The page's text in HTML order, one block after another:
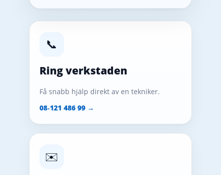
📞
Ring verkstaden
Få snabb hjälp direkt av en tekniker.
08‑121 486 99 →
✉️